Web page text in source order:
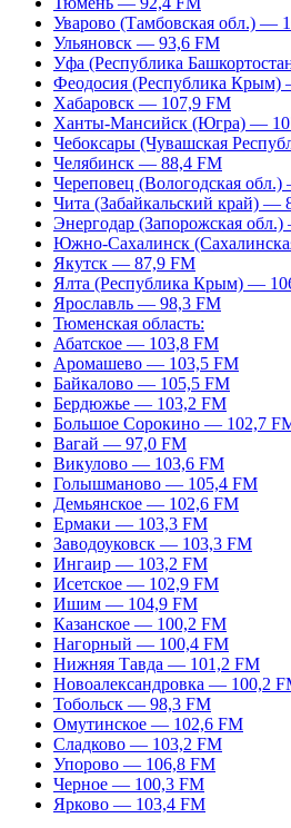
Уварово (Тамбовская обл.) —
Ульяновск — 93,6 FM
Уфа (Республика
Феодосия (Республика Крым)
Хабаровск — 107,9 FM
Ханты-Мансийск (Югра) —
Чебоксары (Чувашская
Челябинск — 88,4 FM
Череповец (Вологодская
Чита (Забайкальский край) —
Энергодар (Запорожская обл.)
Южно-Сахалинск
Якутск — 87,9 FM
Ялта (Республика Крым) —
Ярославль — 98,3 FM
Тюменская область:
Абатское — 103,8 FM
Аромашево — 103,5 FM
Байкалово — 105,5 FM
Бердюжье — 103,2 FM
Большое Сорокино — 102,7
Вагай — 97,0 FM
Викулово — 103,6 FM
Голышманово — 105,4 FM
Демьянское — 102,6 FM
Ермаки — 103,3 FM
Заводоуковск — 103,3 FM
Ингаир — 103,2 FM
Исетское — 102,9 FM
Ишим — 104,9 FM
Казанское — 100,2 FM
Нагорный — 100,4 FM
Нижняя Тавда — 101,2 FM
Новоалександровка — 100,2
Тобольск — 98,3 FM
Омутинское — 102,6 FM
Сладково — 103,2 FM
Упорово — 106,8 FM
Черное — 100,3 FM
Ярково — 103,4 FM